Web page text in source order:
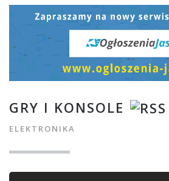
GRY I KONSOLE
ELEKTRONIKA